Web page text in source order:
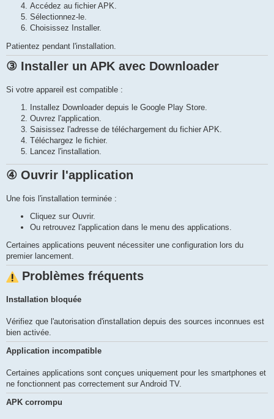
Accédez au fichier APK.
Sélectionnez-le.
Choisissez Installer.
Patientez pendant l'installation.
③ Installer un APK avec Downloader
Si votre appareil est compatible :
Installez Downloader depuis le Google Play Store.
Ouvrez l'application.
Saisissez l'adresse de téléchargement du fichier APK.
Téléchargez le fichier.
Lancez l'installation.
④ Ouvrir l'application
Une fois l'installation terminée :
Cliquez sur Ouvrir.
Ou retrouvez l'application dans le menu des applications.
Certaines applications peuvent nécessiter une configuration lors du
premier lancement.
Problèmes fréquents
Installation bloquée
Vérifiez que l'autorisation d'installation depuis des sources inconnues est
bien activée.
Application incompatible
Certaines applications sont conçues uniquement pour les smartphones et
ne fonctionnent pas correctement sur Android TV.
APK corrompu